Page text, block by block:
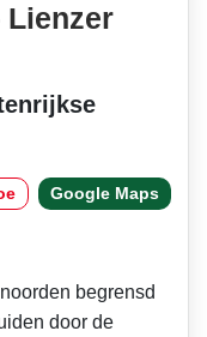
Lienzer
Google Maps
begrensd
door de